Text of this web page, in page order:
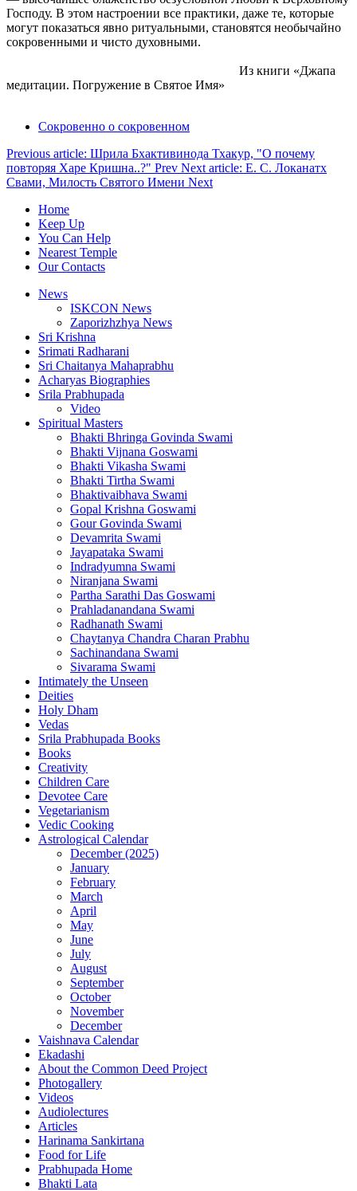
Господу. В этом настроении все практики, даже те, которые
могут показаться явно ритуальными, становятся необычайно
сокровенными и чисто духовными.
Из книги «Джапа
медитации. Погружение в Святое Имя»
Сокровенно о сокровенном
Previous article: Шрила Бхактивинода Тхакур, "О почему
повторяя Харе Кришна..?" Prev Next article: Е. С. Локанатх
Свами, Милость Святого Имени Next
Home
Keep Up
You Can Help
Nearest Temple
Our Contacts
News
ISKCON News
Zaporizhzhya News
Sri Krishna
Srimati Radharani
Sri Chaitanya Mahaprabhu
Acharyas Biographies
Srila Prabhupada
Video
Spiritual Masters
Bhakti Bhringa Govinda Swami
Bhakti Vijnana Goswami
Bhakti Vikasha Swami
Bhakti Tirtha Swami
Bhaktivaibhava Swami
Gopal Krishna Goswami
Gour Govinda Swami
Devamrita Swami
Jayapataka Swami
Indradyumna Swami
Niranjana Swami
Partha Sarathi Das Goswami
Prahladanandana Swami
Radhanath Swami
Chaytanya Chandra Charan Prabhu
Sachinandana Swami
Sivarama Swami
Intimately the Unseen
Deities
Holy Dham
Vedas
Srila Prabhupada Books
Books
Creativity
Children Care
Devotee Care
Vegetarianism
Vedic Cooking
Astrological Calendar
December (2025)
January
February
March
April
May
June
July
August
September
October
November
December
Vaishnava Calendar
Ekadashi
About the Common Deed Project
Photogallery
Videos
Audiolectures
Articles
Harinama Sankirtana
Food for Life
Prabhupada Home
Bhakti Lata